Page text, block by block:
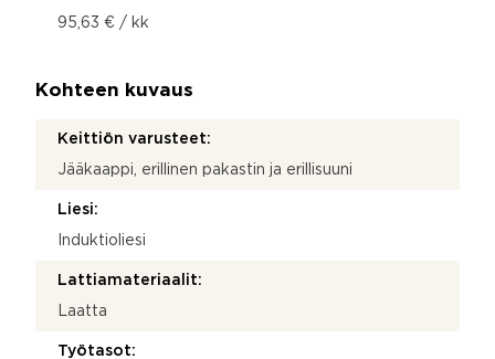
95,63 € / kk
Kohteen kuvaus
Keittiön varusteet:
Jääkaappi, erillinen pakastin ja erillisuuni
Liesi:
Induktioliesi
Lattiamateriaalit:
Laatta
Työtasot: